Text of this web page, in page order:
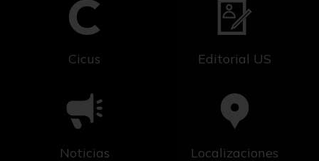
Cicus Editorial US
Noticias Localizaciones